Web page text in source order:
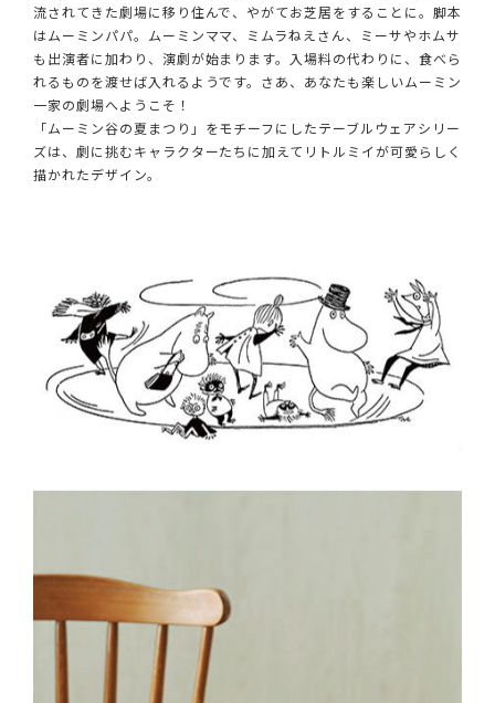
流されてきた劇場に移り住んで、やがてお芝居をすることに。脚本
はムーミンパパ。ムーミンママ、ミムラねえさん、ミーサやホムサ
も出演者に加わり、演劇が始まります。入場料の代わりに、食べら
れるものを渡せば入れるようです。さあ、あなたも楽しいムーミン
一家の劇場へようこそ！
「ムーミン谷の夏まつり」をモチーフにしたテーブルウェアシリー
ズは、劇に挑むキャラクターたちに加えてリトルミイが可愛らしく
描かれたデザイン。